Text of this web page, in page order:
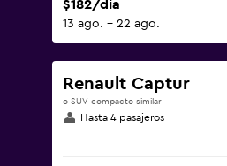
$182/día
13 ago. - 22 ago.
Renault Captur
o SUV compacto similar
Hasta 4 pasajeros